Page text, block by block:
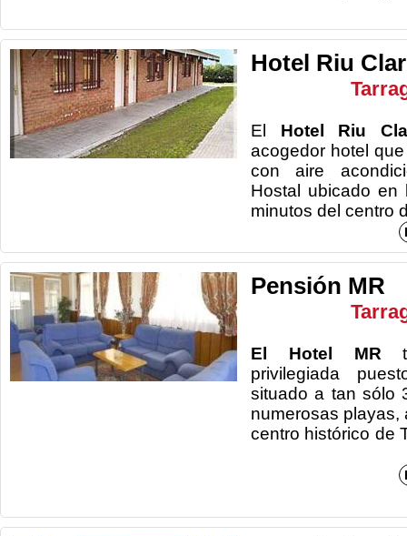
Hotel Riu Clar
El Hotel Riu
acogedor hotel
con aire
Hostal ubicado
minutos del centro
Pensión MR
El Hotel MR
privilegiada
situado a tan sólo
numerosas playas,
centro